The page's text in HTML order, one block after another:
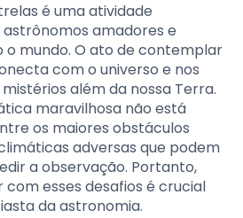
é uma atividade
amadores e
o mundo. O ato de contemplar
com o universo e nos
além da nossa Terra.
maravilhosa não está
os maiores obstáculos
adversas que podem
a observação. Portanto,
esses desafios é crucial
da astronomia.